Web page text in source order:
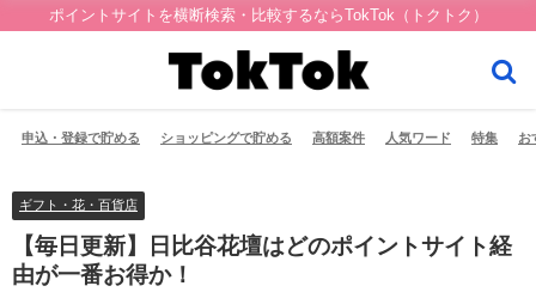
ポイントサイトを横断検索・比較するならTokTok（トクトク）
申込・登録で貯める ショッピングで貯める 高額案件 人気ワード 特集 お
ギフト・花・百貨店
【毎日更新】日比谷花壇はどのポイントサイト経
由が一番お得か！